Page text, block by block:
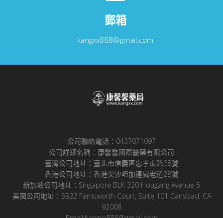
郵箱
kangxx888@gmail.com
公司聯絡電話：0437071097
公司詳細名稱：康馨馨國際醫藥有限公司
臺灣公司地址：臺北市信義區忠孝東路68號
香港公司地址：香港尖沙咀加連威老道28號
新加坡公司地址：Singapore BLK 320 Hougang Avenue 5
美國公司地址：5922 Farnsworth Court, Suite 101 Carlsbad, CA
92008